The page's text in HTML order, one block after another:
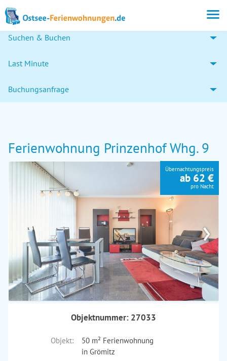
Suchen & Buchen
Last Minute
Buchungsanfrage
Ferienwohnung Prinzenhof Whg. 9
›
Übernachtungspreis
ab 62 €
pro Nacht
Objektnummer: 27033
Objekt:
50 m² Ferienwohnung
in Grömitz